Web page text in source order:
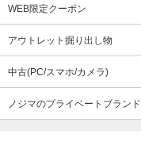
WEB限定クーポン
アウトレット掘り出し物
中古(PC/スマホ/カメラ)
ノジマのプライベートブランド